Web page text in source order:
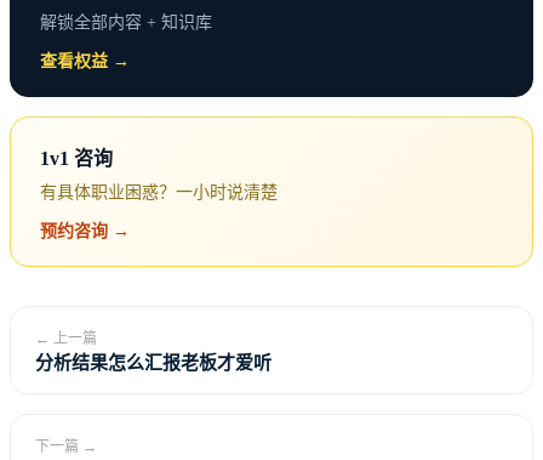
你可能觉得这是组织不重视技术，是领导不懂技术，
是业务太短视。但抱怨改变不了任何事情。
真正能改变的是你表达技术决策的方式。
技术决策要被尊重，仅仅”技术上正确”是不够的。你
还需要让非技术的人理解这个决策的价值，让他们愿
解锁全部内容 + 知识库
查看权益 →
1v1 咨询
有具体职业困惑？一小时说清楚
预约咨询 →
← 上一篇
分析结果怎么汇报老板才爱听
下一篇 →